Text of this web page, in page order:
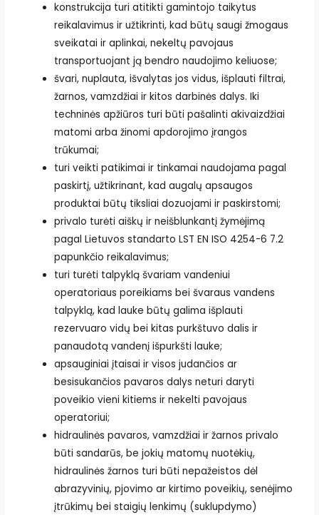
konstrukcija turi atitikti gamintojo taikytus
reikalavimus ir užtikrinti, kad būtų saugi žmogaus
sveikatai ir aplinkai, nekeltų pavojaus
transportuojant ją bendro naudojimo keliuose;
švari, nuplauta, išvalytas jos vidus, išplauti filtrai,
žarnos, vamzdžiai ir kitos darbinės dalys. Iki
techninės apžiūros turi būti pašalinti akivaizdžiai
matomi arba žinomi apdorojimo įrangos
trūkumai;
turi veikti patikimai ir tinkamai naudojama pagal
paskirtį, užtikrinant, kad augalų apsaugos
produktai būtų tiksliai dozuojami ir paskirstomi;
privalo turėti aiškų ir neišblunkantį žymėjimą
pagal Lietuvos standarto LST EN ISO 4254-6 7.2
papunkčio reikalavimus;
turi turėti talpyklą švariam vandeniui
operatoriaus poreikiams bei švaraus vandens
talpyklą, kad lauke būtų galima išplauti
rezervuaro vidų bei kitas purkštuvo dalis ir
panaudotą vandenį išpurkšti lauke;
apsauginiai įtaisai ir visos judančios ar
besisukančios pavaros dalys neturi daryti
poveikio vieni kitiems ir nekelti pavojaus
operatoriui;
hidraulinės pavaros, vamzdžiai ir žarnos privalo
būti sandarūs, be jokių matomų nuotėkių,
hidraulinės žarnos turi būti nepažeistos dėl
abrazyvinių, pjovimo ar kirtimo poveikių, senėjimo
įtrūkimų bei staigių lenkimų (suklupdymo)